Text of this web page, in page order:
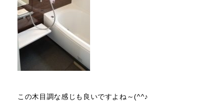
この木目調な感じも良いですよね～(^^♪